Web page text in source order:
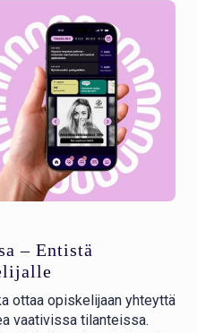
– Entistä
ottaa opiskelijaan yhteyttä
vaativissa tilanteissa.